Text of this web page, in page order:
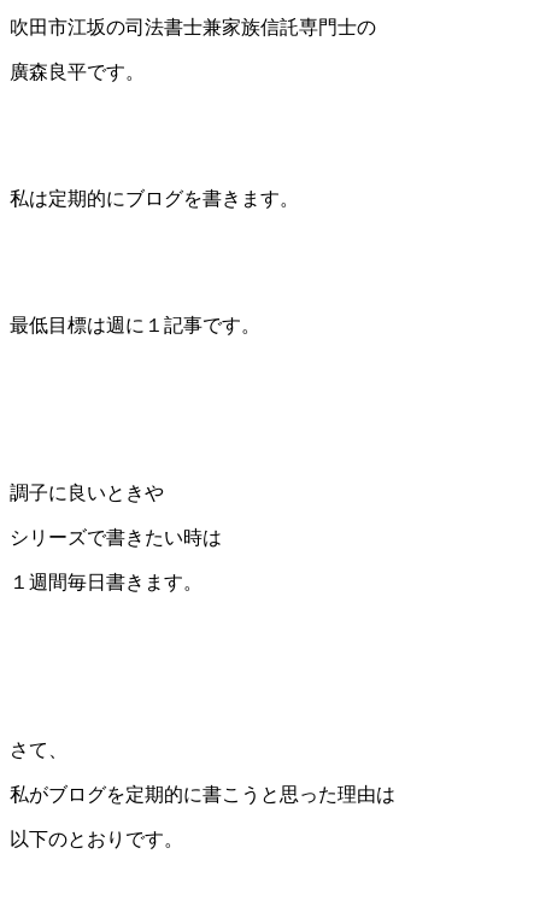
吹田市江坂の司法書士兼家族信託専門士の
廣森良平です。
私は定期的にブログを書きます。
最低目標は週に１記事です。
調子に良いときや
シリーズで書きたい時は
１週間毎日書きます。
さて、
私がブログを定期的に書こうと思った理由は
以下のとおりです。